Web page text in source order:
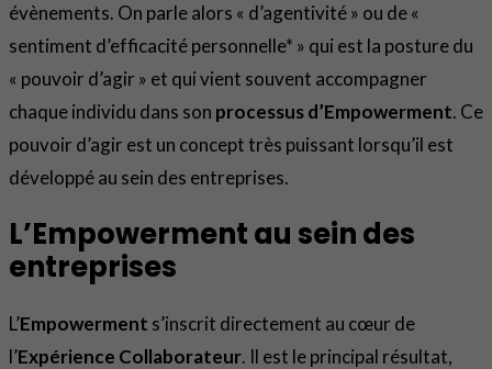
évènements. On parle alors « d’agentivité » ou de «
sentiment d’efficacité personnelle* » qui est la posture du
« pouvoir d’agir » et qui vient souvent accompagner
chaque individu dans son processus d’Empowerment. Ce
pouvoir d’agir est un concept très puissant lorsqu’il est
développé au sein des entreprises.
L’Empowerment au sein des
entreprises
L’Empowerment s’inscrit directement au cœur de
l’Expérience Collaborateur. Il est le principal résultat,